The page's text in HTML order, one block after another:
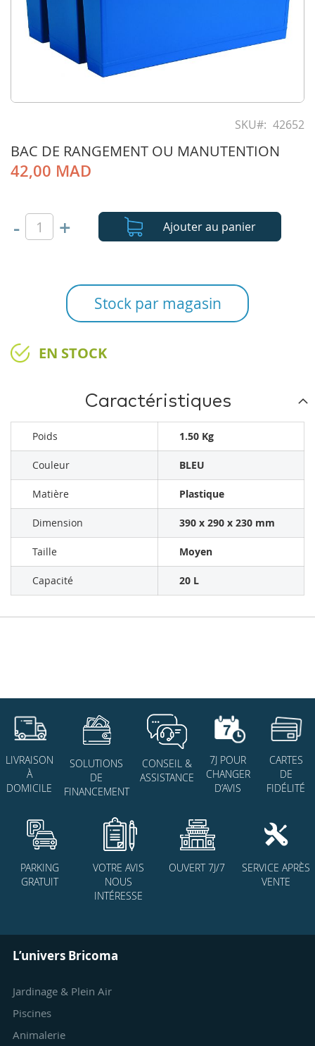
SKU 42652
BAC DE RANGEMENT OU MANUTENTION
42,00 MAD
- + Ajouter au panier
Stock par magasin
EN STOCK
beginning
of
the
Caractéristiques
Poids 1.50 Kg
Couleur BLEU
Matière Plastique
Dimension 390 x 290 x 230 mm
Taille Moyen
Capacité 20 L
LIVRAISON
À
DOMICILE
SOLUTIONS
DE
FINANCEMENT
CONSEIL &
ASSISTANCE
7J POUR
CHANGER
D’AVIS
CARTES
DE
FIDÉLITÉ
PARKING
GRATUIT
VOTRE AVIS
NOUS
INTÉRESSE
OUVERT 7J/7
SERVICE APRÈS
VENTE
L’univers Bricoma
Jardinage & Plein Air
Piscines
Animalerie